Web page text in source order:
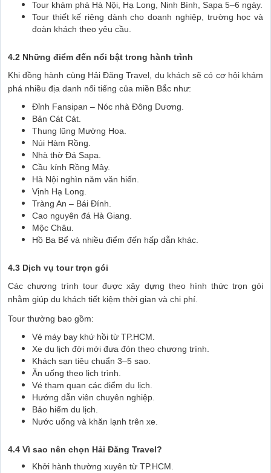
Tour khám phá Hà Nội, Hạ Long, Ninh Bình, Sapa 5–6 ngày.
Tour thiết kế riêng dành cho doanh nghiệp, trường học và
đoàn khách theo yêu cầu.
4.2 Những điểm đến nổi bật trong hành trình
Khi đồng hành cùng Hải Đăng Travel, du khách sẽ có cơ hội khám
phá nhiều địa danh nổi tiếng của miền Bắc như:
Đỉnh Fansipan – Nóc nhà Đông Dương.
Bản Cát Cát.
Thung lũng Mường Hoa.
Núi Hàm Rồng.
Nhà thờ Đá Sapa.
Cầu kính Rồng Mây.
Hà Nội nghìn năm văn hiến.
Vịnh Hạ Long.
Tràng An – Bái Đính.
Cao nguyên đá Hà Giang.
Mộc Châu.
Hồ Ba Bể và nhiều điểm đến hấp dẫn khác.
4.3 Dịch vụ tour trọn gói
Các chương trình tour được xây dựng theo hình thức trọn gói
nhằm giúp du khách tiết kiệm thời gian và chi phí.
Tour thường bao gồm:
Vé máy bay khứ hồi từ TP.HCM.
Xe du lịch đời mới đưa đón theo chương trình.
Khách sạn tiêu chuẩn 3–5 sao.
Ăn uống theo lịch trình.
Vé tham quan các điểm du lịch.
Hướng dẫn viên chuyên nghiệp.
Bảo hiểm du lịch.
Nước uống và khăn lạnh trên xe.
4.4 Vì sao nên chọn Hải Đăng Travel?
Khởi hành thường xuyên từ TP.HCM.